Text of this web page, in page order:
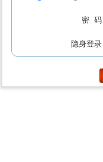
密 码
隐身登录